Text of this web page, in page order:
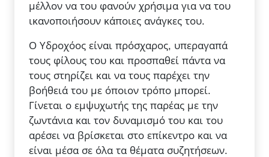
μέλλον να του φανούν χρήσιμα για να του
ικανοποιήσουν κάποιες ανάγκες του.
Ο Υδροχόος είναι πρόσχαρος, υπεραγαπά
τους φίλους του και προσπαθεί πάντα να
τους στηρίζει και να τους παρέχει την
βοήθειά του με όποιον τρόπο μπορεί.
Γίνεται ο εμψυχωτής της παρέας με την
ζωντάνια και τον δυναμισμό του και του
αρέσει να βρίσκεται στο επίκεντρο και να
είναι μέσα σε όλα τα θέματα συζητήσεων.